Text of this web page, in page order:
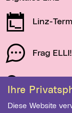
Ihre
Diese Website verwendet Cookies. Bitte wählen Sie Ihre
Linz-
Frag ELLI!
Schau